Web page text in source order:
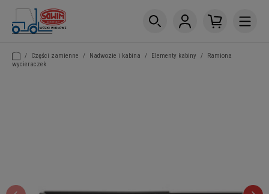
/ Części zamienne / Nadwozie i kabina / Elementy kabiny /
Ramiona
wycieraczek